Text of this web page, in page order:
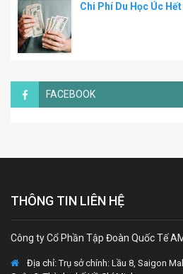
Chi Phí Du Học Úc
FACEBOOK
THÔNG TIN LIÊN HỆ
Công ty Cổ Phần Tập Đoàn Quốc Tế
Địa chỉ:Trụ sở chính: Lầu 8, Saigon